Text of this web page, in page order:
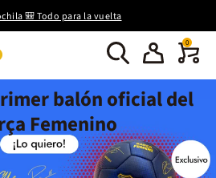
🎒 Todo para la vuelta
0
balón oficial del
Femenino